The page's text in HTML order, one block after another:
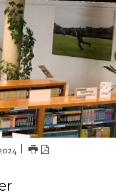
IMPRIMER